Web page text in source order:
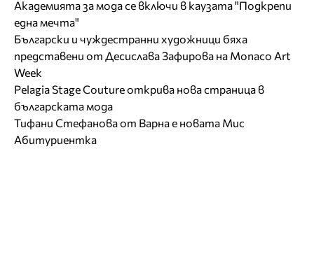
Академията за мода се включи в каузата "Подкрепи
една мечта"
Български и чуждестранни художници бяха
представени от Десислава Зафирова на Monaco Art
Week
Pelagia Stage Couture открива нова страница в
българската мода
Тифани Стефанова от Варна е новата Мис
Абитуриентка